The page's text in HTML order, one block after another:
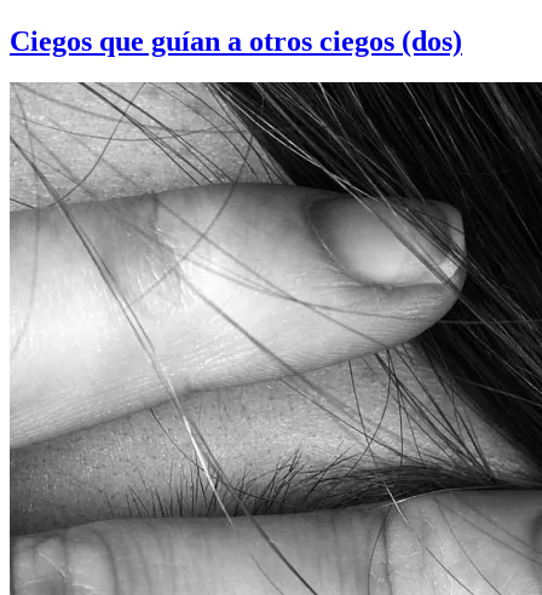
Ciegos que guían a otros ciegos (dos)